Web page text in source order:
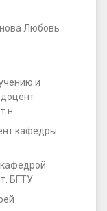
Любовь
и
кафедры
БГТУ